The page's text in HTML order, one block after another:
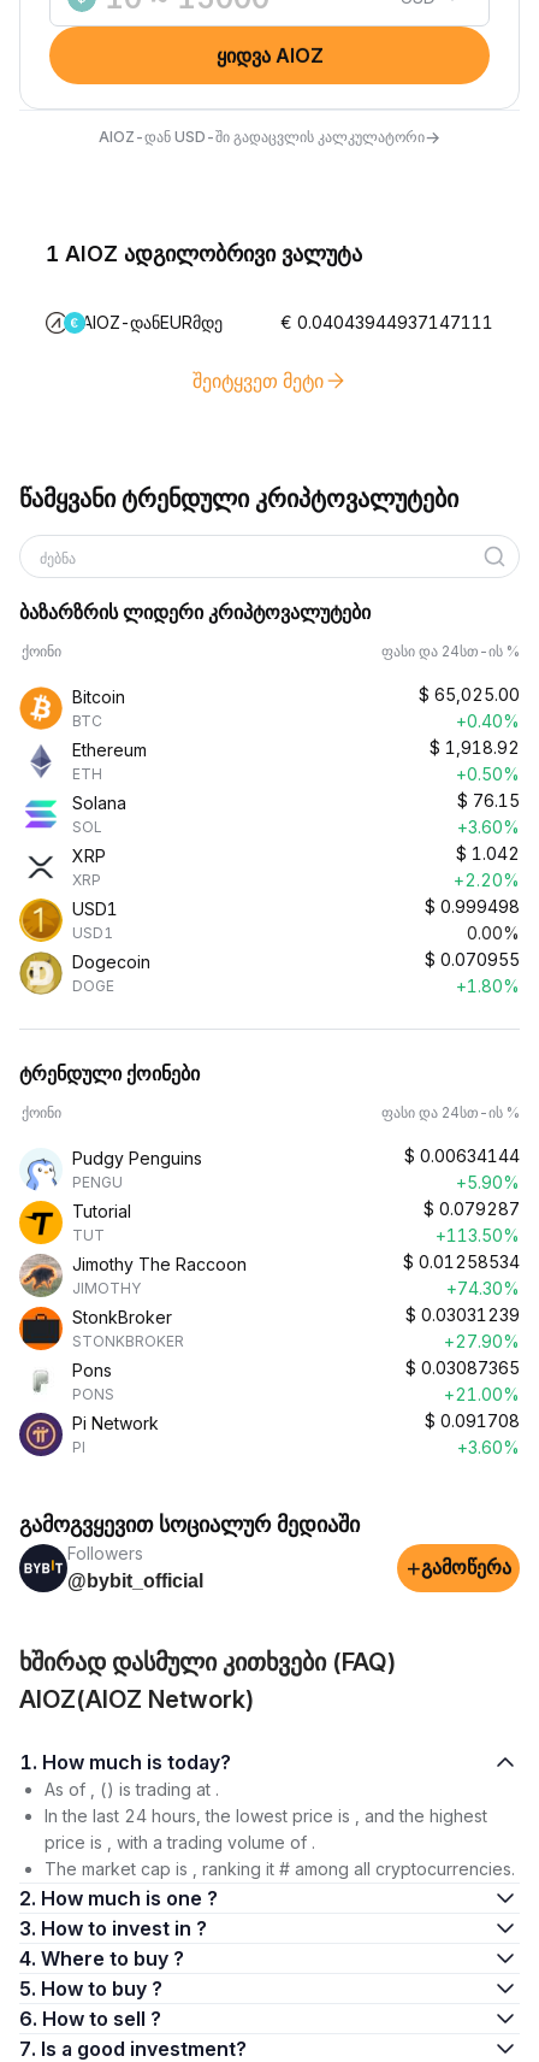
ყიდვა AIOZ
AIOZ-დან USD-ში გადაცვლის კალკულატორი→
1 AIOZ ადგილობრივი ვალუტა
AIOZ-დანEURმდე € 0.04043944937147111
შეიტყვეთ მეტი
წამყვანი ტრენდული კრიპტოვალუტები
ძებნა
ბაზარზრის ლიდერი კრიპტოვალუტები
ქოინი ფასი და 24სთ-ის %
Bitcoin
BTC
$ 65,025.00
+0.40%
Ethereum
ETH
$ 1,918.92
+0.50%
Solana
SOL
$ 76.15
+3.60%
XRP
XRP
$ 1.042
+2.20%
USD1
USD1
$ 0.999498
0.00%
Dogecoin
DOGE
$ 0.070955
+1.80%
ტრენდული ქოინები
ქოინი ფასი და 24სთ-ის %
Pudgy Penguins
PENGU
$ 0.00634144
+5.90%
Tutorial
TUT
$ 0.079287
+113.50%
Jimothy The Raccoon
JIMOTHY
$ 0.01258534
+74.30%
StonkBroker
STONKBROKER
$ 0.03031239
+27.90%
Pons
PONS
$ 0.03087365
+21.00%
Pi Network
PI
$ 0.091708
+3.60%
გამოგვყევით სოციალურ მედიაში
Followers
@bybit_official
+გამოწერა
ხშირად დასმული კითხვები (FAQ)
AIOZ(AIOZ Network)
1. How much is today?
As of , () is trading at .
In the last 24 hours, the lowest price is , and the highest
price is , with a trading volume of .
The market cap is , ranking it # among all cryptocurrencies.
2. How much is one ?
3. How to invest in ?
4. Where to buy ?
5. How to buy ?
6. How to sell ?
7. Is a good investment?